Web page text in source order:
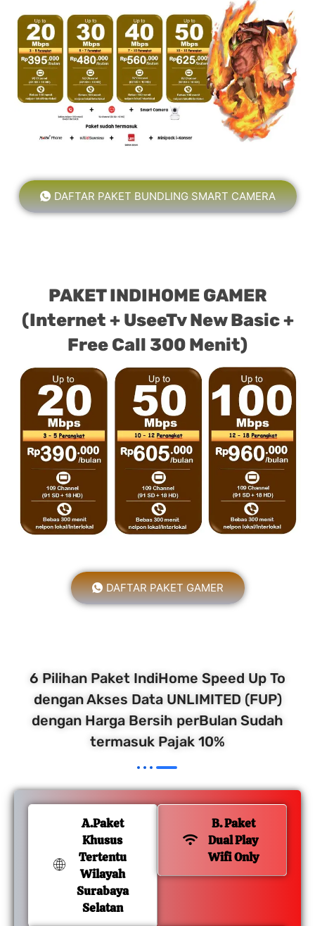
DAFTAR PAKET BUNDLING SMART CAMERA
PAKET INDIHOME GAMER
(Internet + UseeTv New Basic +
Free Call 300 Menit)
DAFTAR PAKET GAMER
6 Pilihan Paket IndiHome Speed Up To
dengan Akses Data UNLIMITED (FUP)
dengan Harga Bersih perBulan Sudah
termasuk Pajak 10%
A.Paket
Khusus
Tertentu
Wilayah
Surabaya
Selatan
B. Paket
Dual Play
Wifi Only